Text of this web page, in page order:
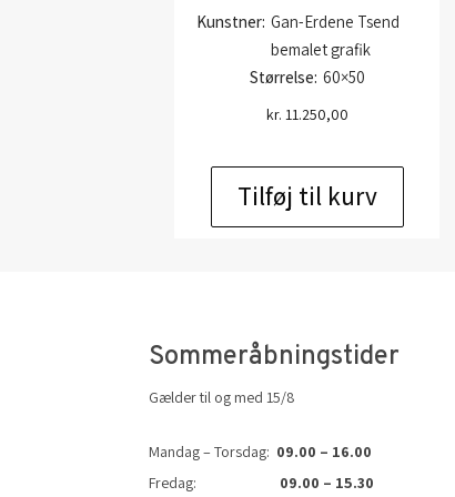
Kunstner: Gan-Erdene Tsend
bemalet grafik
Størrelse: 60×50
kr. 11.250,00
Tilføj til kurv
Sommeråbningstider
Gælder til og med 15/8
Mandag – Torsdag: 09.00 – 16.00
Fredag: 09.00 – 15.30